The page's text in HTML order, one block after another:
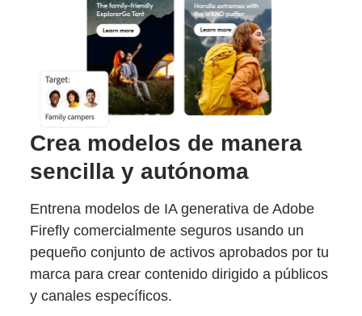
Crea modelos de manera
sencilla y autónoma
Entrena modelos de IA generativa de Adobe
Firefly comercialmente seguros usando un
pequeño conjunto de activos aprobados por tu
marca para crear contenido dirigido a públicos
y canales específicos.